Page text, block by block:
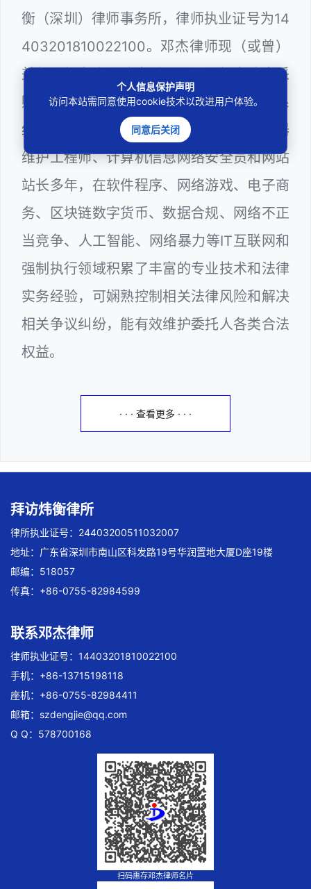
衡（深圳）律师事务所，律师执业证号为14
403201810022100。邓杰律师现（或曾）
兼任深圳市人民政府听证员、深圳市政府采
购评审专家（法律类），深圳市某区政府系
统公职律师、WEB前端开发和 WEB服务器
维护工程师、计算机信息网络安全员和网站
站长多年，在软件程序、网络游戏、电子商
务、区块链数字货币、数据合规、网络不正
当竞争、人工智能、网络暴力等IT互联网和
强制执行领域积累了丰富的专业技术和法律
实务经验，可娴熟控制相关法律风险和解决
相关争议纠纷，能有效维护委托人各类合法
权益。
· · · 查看更多 · · ·
拜访炜衡律所
律所执业证号：24403200511032007
地址：广东省深圳市南山区科发路19号华润置地大厦D座19楼
邮编：518057
传真：+86-0755-82984599
联系邓杰律师
律师执业证号：14403201810022100
手机：+86-13715198118
座机：+86-0755-82984411
邮箱： szdengjie@qq.com
Q Q：578700168
扫码惠存邓杰律师名片
个人信息保护声明
访问本站需同意使用cookie技术以改进用户体验。
同意后关闭